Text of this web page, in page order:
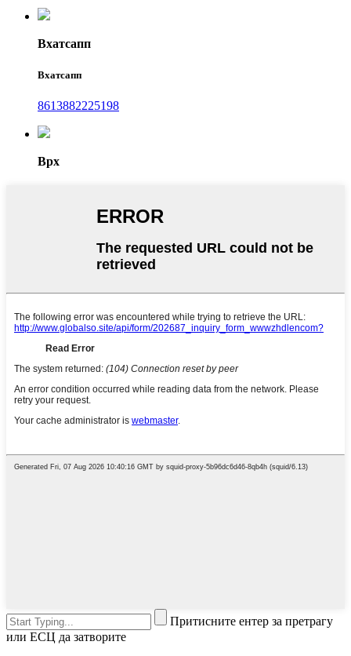
Вхатсапп
Вхатсапп
8613882225198
Врх
Притисните ентер за претрагу
или ЕСЦ да затворите